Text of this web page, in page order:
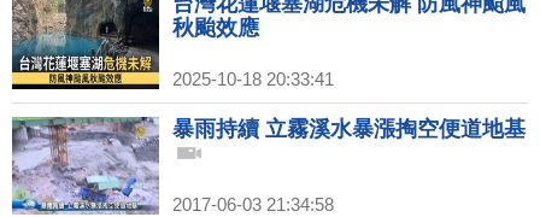
秋颱效應
2025-10-18 20:33:41
暴雨持續 立霧溪水暴漲掏空便道地基
2017-06-03 21:34:58